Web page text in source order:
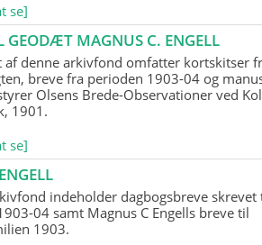
se]
GEODÆT MAGNUS C. ENGELL
af denne arkivfond omfatter kortskitser
breve fra perioden 1903-04 og
Olsens Brede-Observationer ved
1901.
se]
indeholder dagbogsbreve skrevet
04 samt Magnus C Engells breve til
1903.